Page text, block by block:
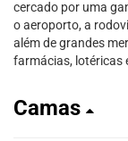
cercado por uma
o aeroporto, a
além de grandes
farmácias, lotéricas
Camas